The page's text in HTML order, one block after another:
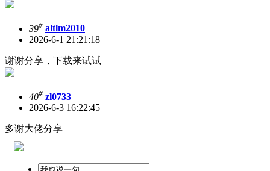
39# altlm2010
2026-6-1 21:21:18
谢谢分享，下载来试试
40# zl0733
2026-6-3 16:22:45
多谢大佬分享